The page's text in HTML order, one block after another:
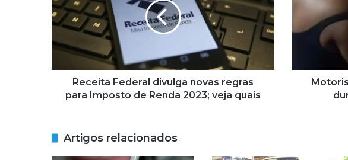
novas
regras
para
Imposto
Renda
Receita Federal divulga novas regras
para Imposto de Renda 2023; veja quais
esfaqueado
durante
Salvador
Artigos relacionados